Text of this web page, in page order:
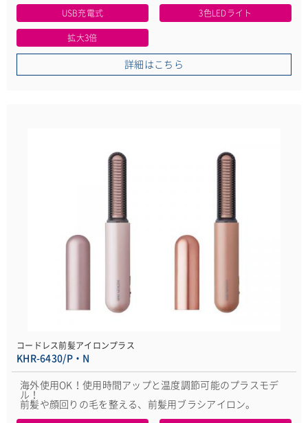
USB充電式 3色LEDライト
拡大3倍
詳細はこちら
コードレス前髪アイロンプラス
KHR-6430/P・N
海外使用OK！使用時間アップと温度調節可能のプラスモデ
ル！
前髪や顔回りの毛を整える、前髪用ブラシアイロン。